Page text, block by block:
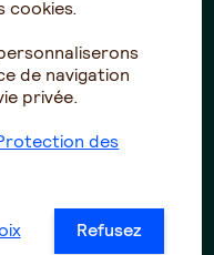
1518)
cotisations
cookies.
de navigation
privée.
des
Refusez